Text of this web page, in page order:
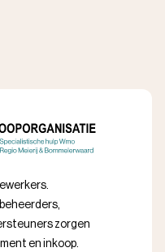
zorgen
en inkoop.